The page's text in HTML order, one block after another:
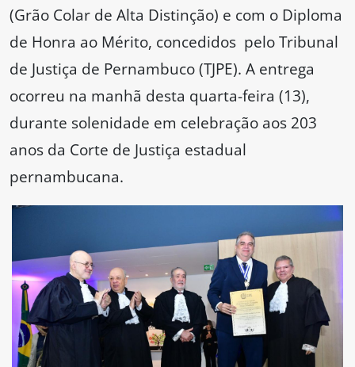
(Grão Colar de Alta Distinção) e com o Diploma
de Honra ao Mérito, concedidos pelo Tribunal
de Justiça de Pernambuco (TJPE). A entrega
ocorreu na manhã desta quarta-feira (13),
durante solenidade em celebração aos 203
anos da Corte de Justiça estadual
pernambucana.